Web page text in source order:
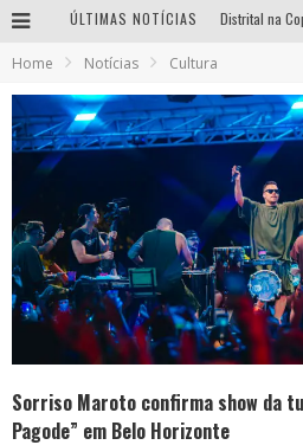
ÚLTIMAS NOTÍCIAS
Home Notícias Cultura
Sorriso Maroto confirma show da
Pagode” em Belo Horizonte